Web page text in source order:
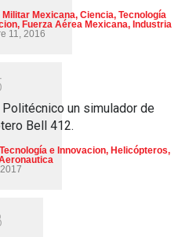
Mexicana, Ciencia, Tecnología
, Fuerza Aérea Mexicana, Industria
11, 2016
Politécnico un simulador de
Bell 412.
e Innovacion, Helicópteros,